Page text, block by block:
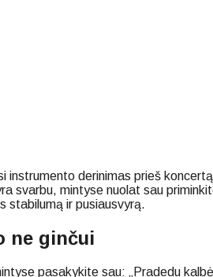
instrumento derinimas prieš
svarbu, mintyse nuolat sau
stabilumą ir pusiausvyrą.
ne ginčui
pasakykite sau: „Pradedu